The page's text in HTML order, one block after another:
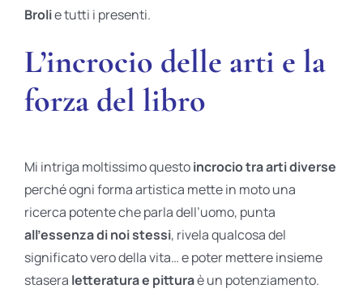
Brolie tutti i presenti.
L’incrocio delle arti e la
forza del libro
Mi intriga moltissimo questoincrocio tra arti diverse
perché ogni forma artistica mette in moto una
ricerca potente che parla dell’uomo, punta
all’essenza di noi stessi, rivela qualcosa del
significato vero della vita… e poter mettere insieme
stasera letteratura e pitturaè un potenziamento.